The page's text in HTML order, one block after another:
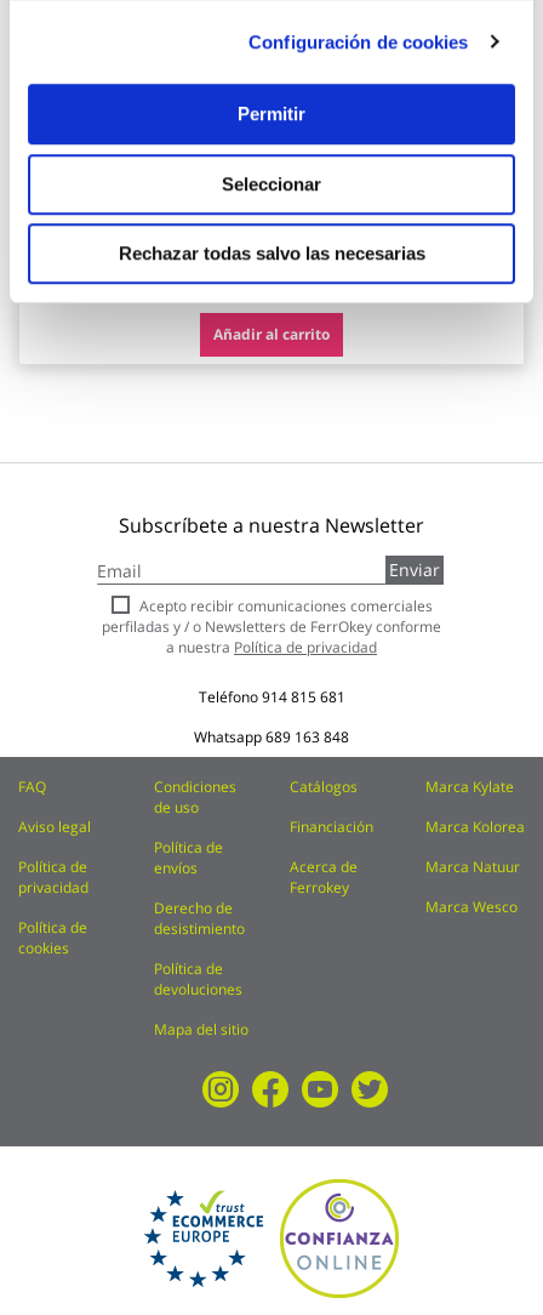
Configuración de cookies
Permitir
Seleccionar
Rechazar todas salvo las necesarias
TOP VENTAS
Sarten esmaltada honda con asas 7-50 cm la ideal
La ideal
25,95 €
Añadir al carrito
Subscríbete a nuestra Newsletter
a
nuestro
boletín
de
Enviar
Acepto recibir comunicaciones comerciales
perfiladas y / o Newsletters de FerrOkey conforme
a nuestra Política de privacidad
Teléfono914 815 681
Whatsapp689 163 848
FAQ
Aviso legal
Política de
privacidad
Política de
cookies
Condiciones
de uso
Política de
envíos
Derecho de
desistimiento
Política de
devoluciones
Mapa del sitio
Catálogos
Financiación
Acerca de
Ferrokey
Marca Kylate
Marca Kolorea
Marca Natuur
Marca Wesco